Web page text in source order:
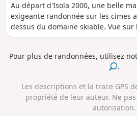
Au départ d'Isola 2000, une belle
exigeante randonnée sur les cimes
dessus du domaine skiable. Vue sur
Mercantour et la vallée de Mollières
fortifications de la ligne Maginot à la
Pour plus de randonnées, utilisez
.
Les descriptions et la trace GPS
propriété de leur auteur. Ne
autorisation.